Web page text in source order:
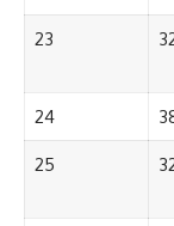
23
24
25